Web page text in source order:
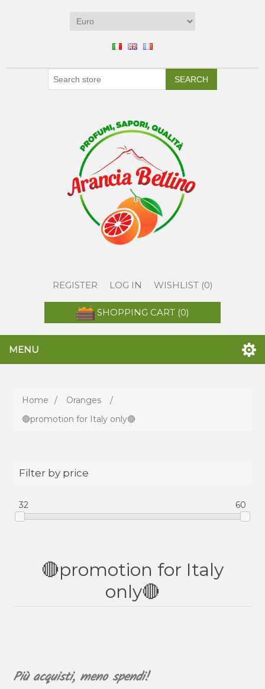
SEARCH
REGISTER LOG IN WISHLIST (0)
SHOPPING CART (0)
MENU
Home / Oranges
/
🔴promotion for Italy only🔴
Filter by price
32 60
🔴promotion for Italy
only🔴
Più acquisti, meno spendi!